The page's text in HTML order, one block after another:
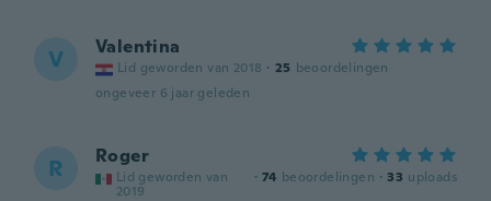
V Valentina
Lid geworden van 2018 · 25 beoordelingen
ongeveer 6 jaar geleden
R Roger
Lid geworden van
2019
· 74 beoordelingen · 33 uploads